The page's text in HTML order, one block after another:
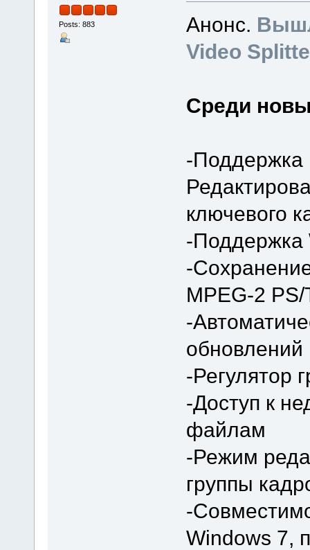
Posts: 883 Анонс.
Video
Среди
-Поддержка
ключевого
-Поддержка
-
MPEG-2
-
обновлений
-Регулятор
-Доступ к
файлам
-Режим
группы
-
Windows 7,